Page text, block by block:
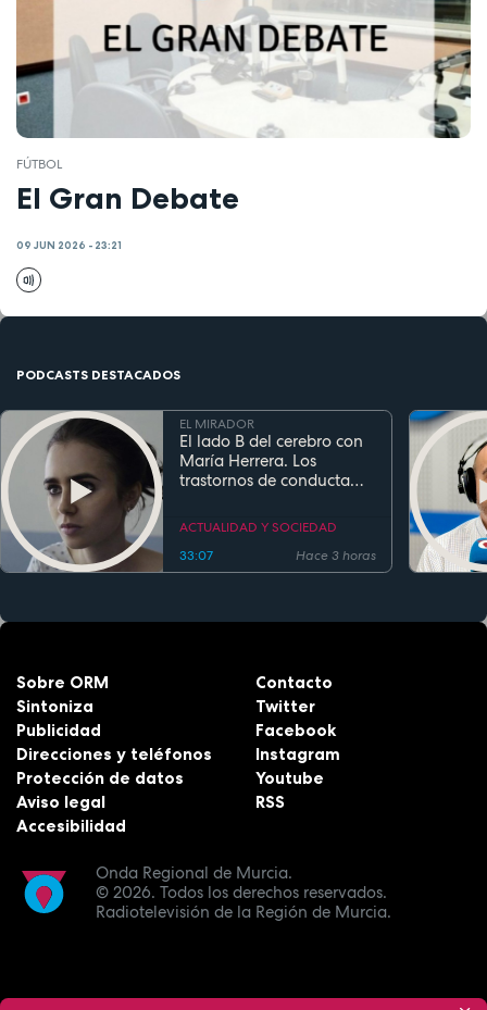
FÚTBOL
El Gran Debate
09 JUN 2026 - 23:21
PODCASTS DESTACADOS
EL MIRADOR
El lado B del cerebro con
María Herrera. Los
trastornos de conducta
ACTUALIDAD Y SOCIEDAD
33:07
Hace 3 horas
Onda Regional de Murcia.
© 2026. Todos los derechos reservados.
Radiotelevisión de la Región de Murcia.
Sobre ORM
Sintoniza
Publicidad
Direcciones y teléfonos
Protección de datos
Aviso legal
Accesibilidad
Contacto
Twitter
Facebook
Instagram
Youtube
RSS